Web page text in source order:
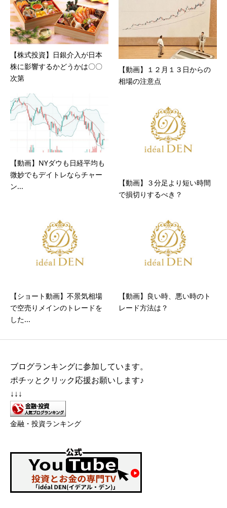
【株式投資】日銀介入が日本
株に影響するかどうかは〇〇
次第
【動画】１２月１３日からの
相場の注意点
【動画】NYダウも日経平均も
微妙でもデイトレならチャー
ン...
【動画】３分足より短い時間
で損切りするべき？
【ショート動画】不景気相場
で空売りメインのトレードを
した...
【動画】良い時、悪い時のト
レード方法は？
ブログランキングに参加しています。
ポチッとクリック応援お願いします♪
↓↓↓
金融・投資ランキング